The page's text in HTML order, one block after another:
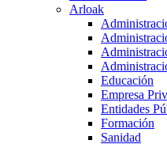
Arloak
Educación
Empresa
Entidades
Formación
Sanidad